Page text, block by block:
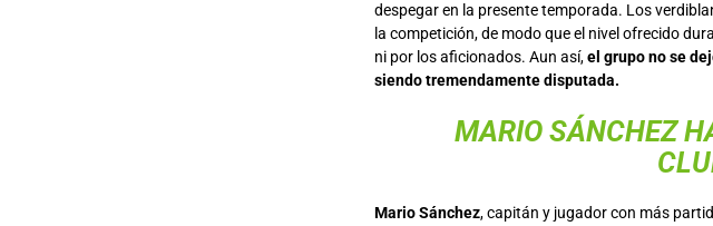
despegar en la presente temporada. Los
la competición, de modo que el nivel ofrecido
ni por los aficionados. Aun así,el grupo no se
siendo tremendamente disputada.
MARIO SÁNCHEZ
Mario Sánchez, capitán y jugador con más